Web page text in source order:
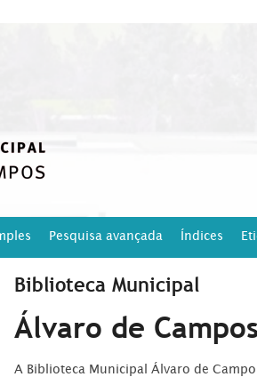
Pesquisa avançada Índices
Biblioteca Municipal
Álvaro de
A Biblioteca Municipal Álvaro de